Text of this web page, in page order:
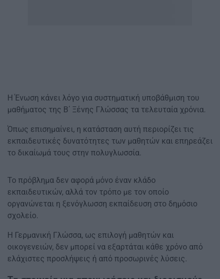
Η Ένωση κάνει λόγο για συστηματική υποβάθμιση του
μαθήματος της Β΄ Ξένης Γλώσσας τα τελευταία χρόνια.
Όπως επισημαίνει, η κατάσταση αυτή περιορίζει τις
εκπαιδευτικές δυνατότητες των μαθητών και επηρεάζει
το δικαίωμά τους στην πολυγλωσσία.
Το πρόβλημα δεν αφορά μόνο έναν κλάδο
εκπαιδευτικών, αλλά τον τρόπο με τον οποίο
οργανώνεται η ξενόγλωσση εκπαίδευση στο δημόσιο
σχολείο.
Η Γερμανική Γλώσσα, ως επιλογή μαθητών και
οικογενειών, δεν μπορεί να εξαρτάται κάθε χρόνο από
ελάχιστες προσλήψεις ή από προσωρινές λύσεις.